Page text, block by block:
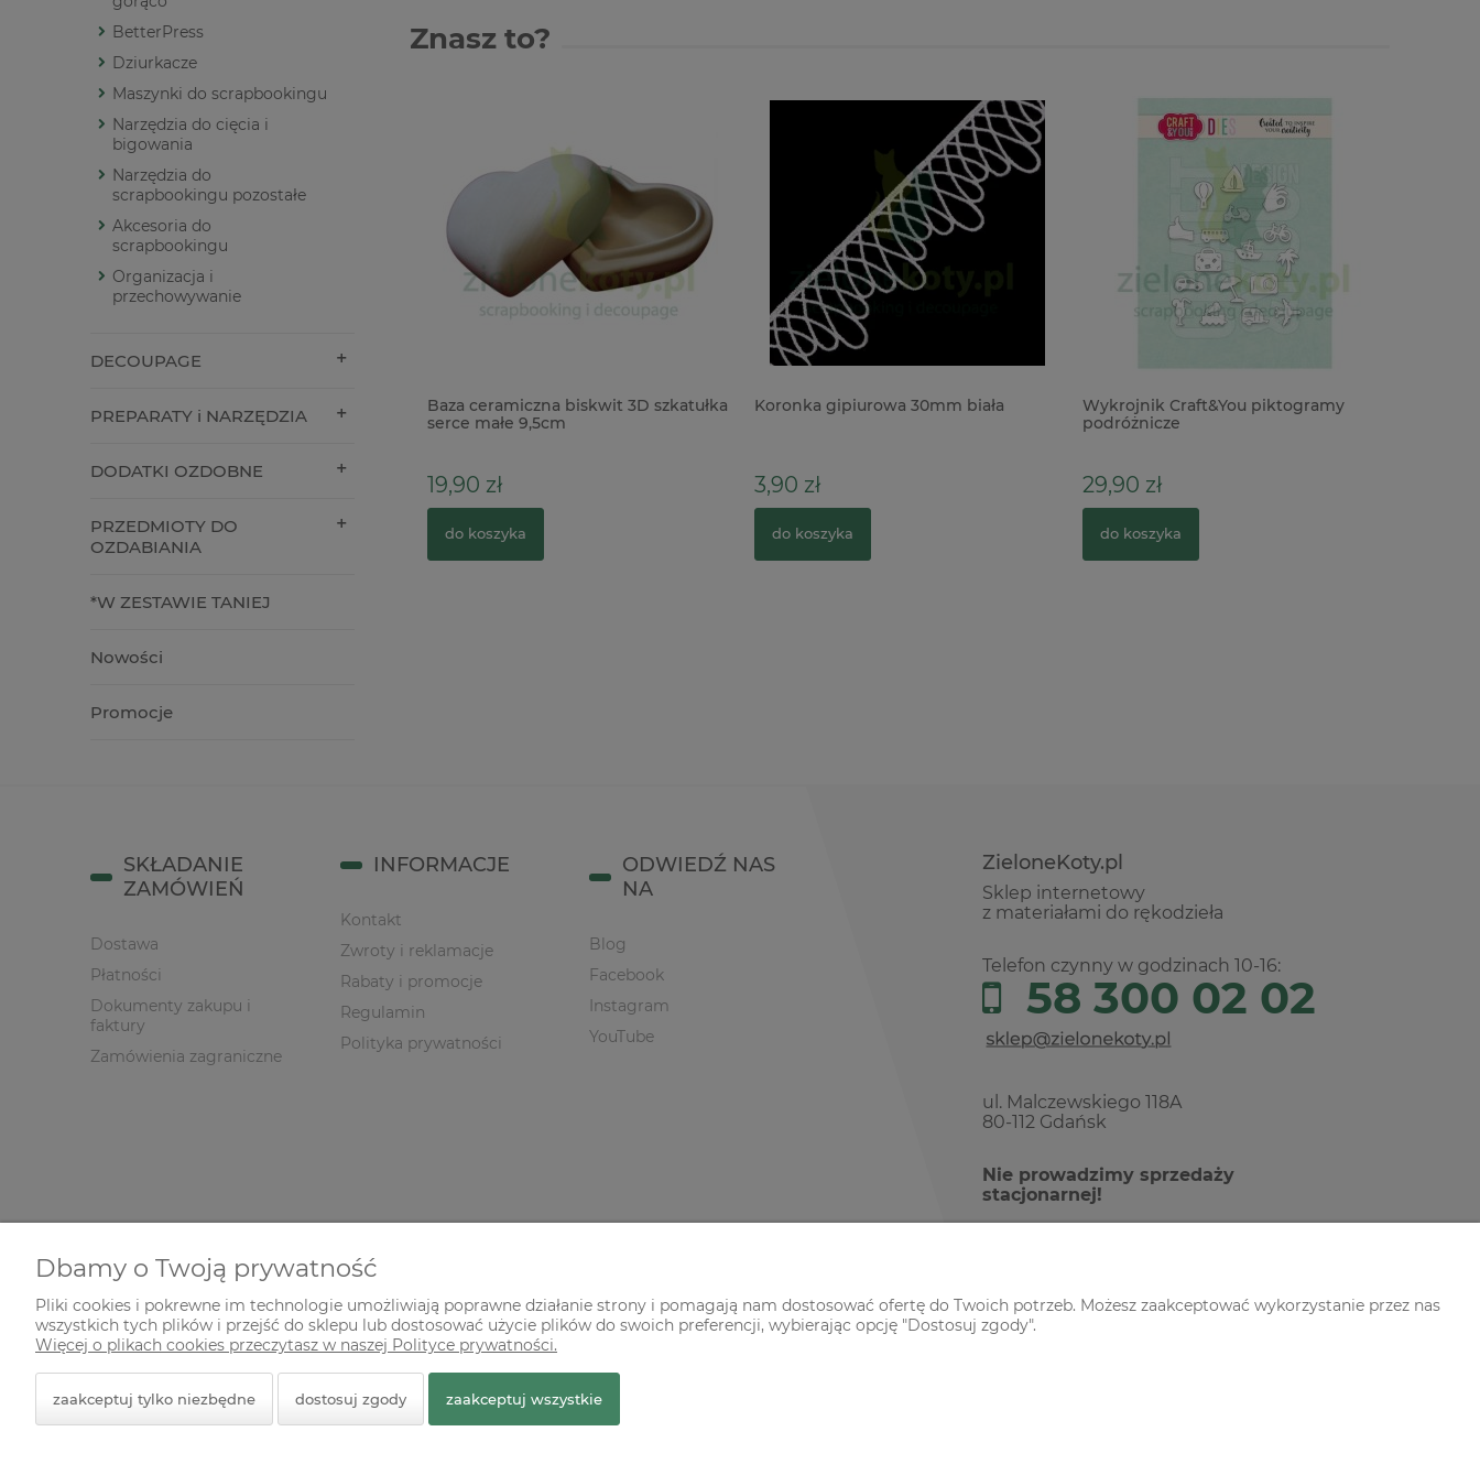
BetterPress
Dziurkacze
Maszynki do scrapbookingu
Narzędzia do cięcia i
bigowania
Narzędzia do
scrapbookingu pozostałe
Akcesoria do
scrapbookingu
Organizacja i
przechowywanie
DECOUPAGE
PREPARATY i NARZĘDZIA
DODATKI OZDOBNE
PRZEDMIOTY DO
OZDABIANIA
*W ZESTAWIE TANIEJ
Nowości
Promocje
Znasz to?
Pudełko exploding box 10cm ecru
4,90 zł
do koszyka
Baza ceramiczna biskwit 3D szkatułka
serce małe 9,5cm
19,90 zł
do koszyka
Koronka gipiurowa 30mm biała
3,90 zł
do koszyka
Wykrojnik Craft&You piktogramy
podróżnicze
29,90 zł
do koszyka
ZieloneKoty.pl
Sklep internetowy
z materiałami do rękodzieła
Telefon czynny w godzinach 10-16:
58 300 02 02
ul. Malczewskiego 118A
80-112 Gdańsk
Nie prowadzimy sprzedaży
stacjonarnej!
SKŁADANIE
ZAMÓWIEŃ
Dostawa
Płatności
Dokumenty zakupu i
faktury
Zamówienia zagraniczne
INFORMACJE
Kontakt
Zwroty i reklamacje
Rabaty i promocje
Regulamin
Polityka prywatności
ODWIEDŹ NAS
NA
Blog
Facebook
Instagram
YouTube
© 2026 zielonekoty.pl. Wszelkie prawa zastrzeżone.
Dbamy o Twoją prywatność
Pliki cookies i pokrewne im technologie umożliwiają poprawne działanie strony i pomagają nam dostosować ofertę do Twoich potrzeb. Możesz zaakceptować wykorzystanie przez nas
wszystkich tych plików i przejść do sklepu lub dostosować użycie plików do swoich preferencji, wybierając opcję "Dostosuj zgody".
Więcej o plikach cookies przeczytasz w naszej Polityce prywatności.
zaakceptuj tylko niezbędne dostosuj zgody zaakceptuj wszystkie